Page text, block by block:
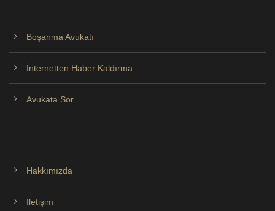
Boşanma Avukatı
İnternetten Haber Kaldırma
Avukata Sor
Hakkımızda
İletişim